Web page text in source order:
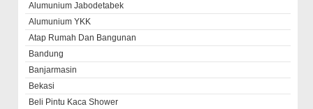
Alumunium Jabodetabek
Alumunium YKK
Atap Rumah Dan Bangunan
Bandung
Banjarmasin
Bekasi
Beli Pintu Kaca Shower